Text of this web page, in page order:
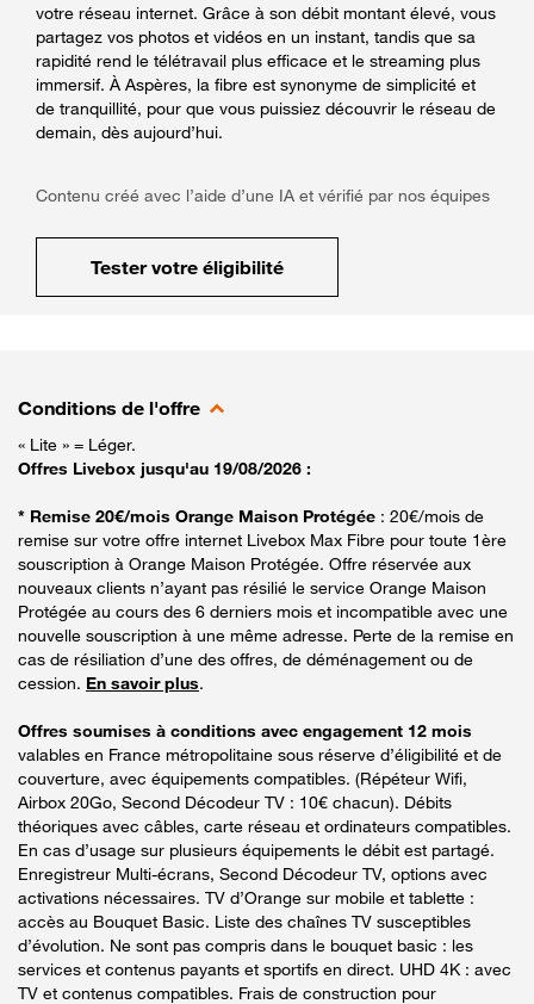
votre réseau internet. Grâce à son débit montant élevé, vous
partagez vos photos et vidéos en un instant, tandis que sa
rapidité rend le télétravail plus efficace et le streaming plus
immersif. À Aspères, la fibre est synonyme de simplicité et
de tranquillité, pour que vous puissiez découvrir le réseau de
demain, dès aujourd’hui.
Contenu créé avec l’aide d’une IA et vérifié par nos équipes
Tester votre éligibilité
Conditions de l'offre
« Lite » = Léger.
Offres Livebox jusqu'au 19/08/2026 :
* Remise 20€/mois Orange Maison Protégée : 20€/mois de
remise sur votre offre internet Livebox Max Fibre pour toute 1ère
souscription à Orange Maison Protégée. Offre réservée aux
nouveaux clients n’ayant pas résilié le service Orange Maison
Protégée au cours des 6 derniers mois et incompatible avec une
nouvelle souscription à une même adresse. Perte de la remise en
cas de résiliation d’une des offres, de déménagement ou de
cession. En savoir plus.
Offres soumises à conditions avec engagement 12 mois
valables en France métropolitaine sous réserve d’éligibilité et de
couverture, avec équipements compatibles. (Répéteur Wifi,
Airbox 20Go, Second Décodeur TV : 10€ chacun). Débits
théoriques avec câbles, carte réseau et ordinateurs compatibles.
En cas d’usage sur plusieurs équipements le débit est partagé.
Enregistreur Multi-écrans, Second Décodeur TV, options avec
activations nécessaires. TV d’Orange sur mobile et tablette :
accès au Bouquet Basic. Liste des chaînes TV susceptibles
d’évolution. Ne sont pas compris dans le bouquet basic : les
services et contenus payants et sportifs en direct. UHD 4K : avec
TV et contenus compatibles. Frais de construction pour